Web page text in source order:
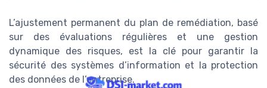
L’ajustement permanent du plan de remédiation, basé
sur des évaluations régulières et une gestion
dynamique des risques, est la clé pour garantir la
sécurité des systèmes d’information et la protection
des données de l’entreprise.